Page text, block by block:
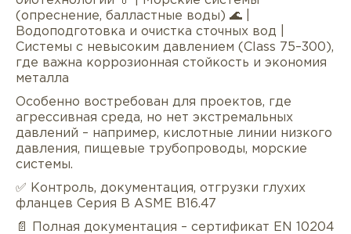
(опреснение, балластные воды) 🌊 |
Водоподготовка и очистка сточных вод |
Системы с невысоким давлением (Class 75–300),
где важна коррозионная стойкость и экономия
металла
Особенно востребован для проектов, где
агрессивная среда, но нет экстремальных
давлений – например, кислотные линии низкого
давления, пищевые трубопроводы, морские
системы.
✅ Контроль, документация, отгрузки глухих
фланцев Серия В ASME B16.47
📄 Полная документация – сертификат EN 10204